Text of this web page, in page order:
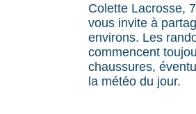
Colette Lacrosse,
vous invite à
environs. Les
commencent
chaussures,
la météo du jour.